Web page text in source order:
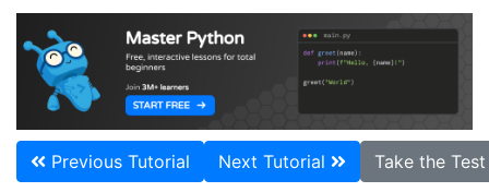
Previous Tutorial Next Tutorial Take the